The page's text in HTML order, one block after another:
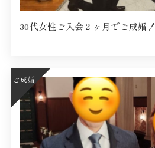
30代女性ご入会２ヶ月でご成婚！
ご成婚